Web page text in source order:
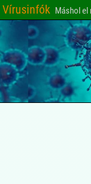
Vírusinfók Máshol